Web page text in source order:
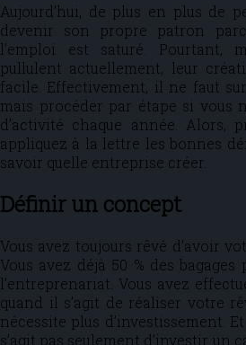
Aujourd’hui, de plus en plus de
devenir son propre patron
l’emploi est saturé. Pourtant,
pullulent actuellement, leur
facile. Effectivement, il ne faut
mais procéder par étape si vous
d’activité chaque année. Alors,
appliquez à la lettre les bonnes
savoir quelle entreprise créer.
Définir un concept
Vous avez toujours rêvé d’avoir
Vous avez déjà 50 % des
l’entreprenariat. Vous avez
quand il s’agit de réaliser votre
nécessite plus d’investissement.
s’agit pas seulement d’investir un